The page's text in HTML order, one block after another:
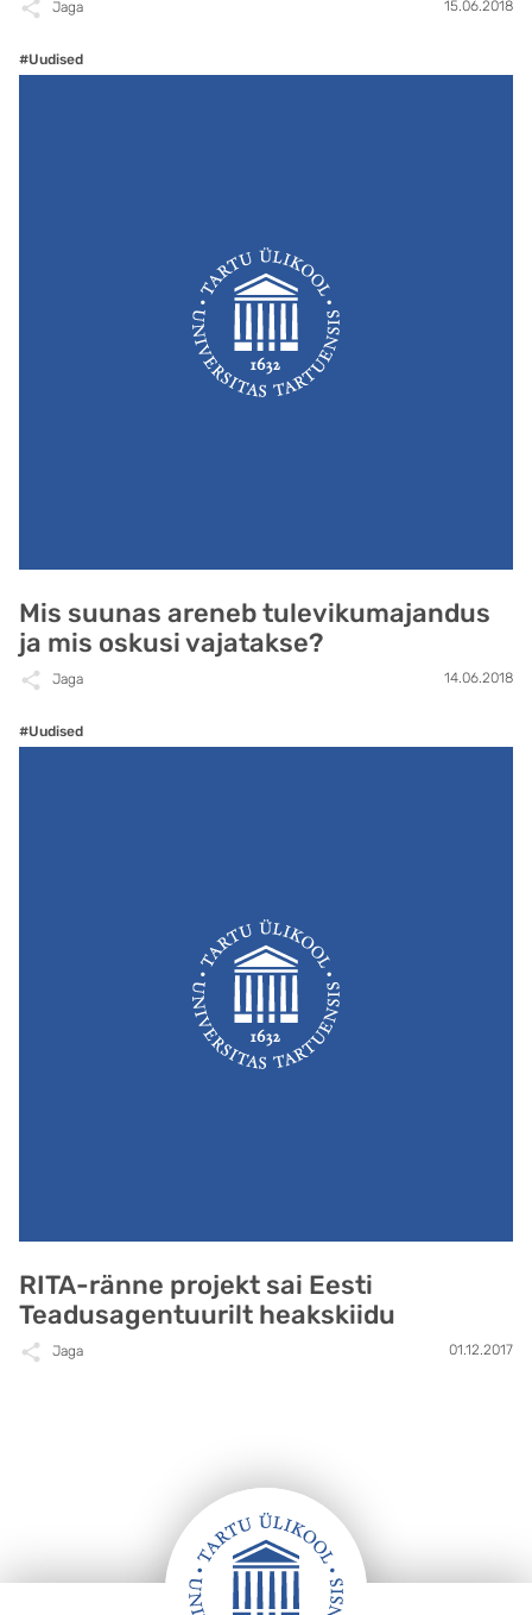
Jaga 15.06.2018
#Uudised
Mis suunas areneb tulevikumajandus
ja mis oskusi vajatakse?
Jaga 14.06.2018
#Uudised
RITA-ränne projekt sai Eesti
Teadusagentuurilt heakskiidu
Jaga 01.12.2017